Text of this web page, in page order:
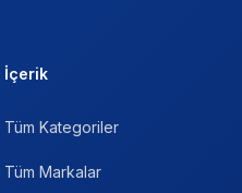
İçerik
Tüm Kategoriler
Tüm Markalar